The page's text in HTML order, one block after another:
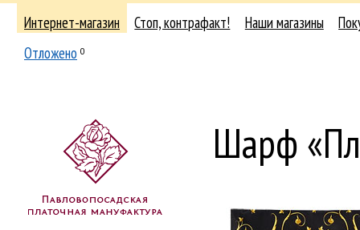
Интернет-магазин Стоп, контрафакт! Наши магазины
Отложено 0
Шарф